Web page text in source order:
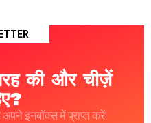
की और चीज़ें
अपने इनबॉक्स में प्राप्त करें!